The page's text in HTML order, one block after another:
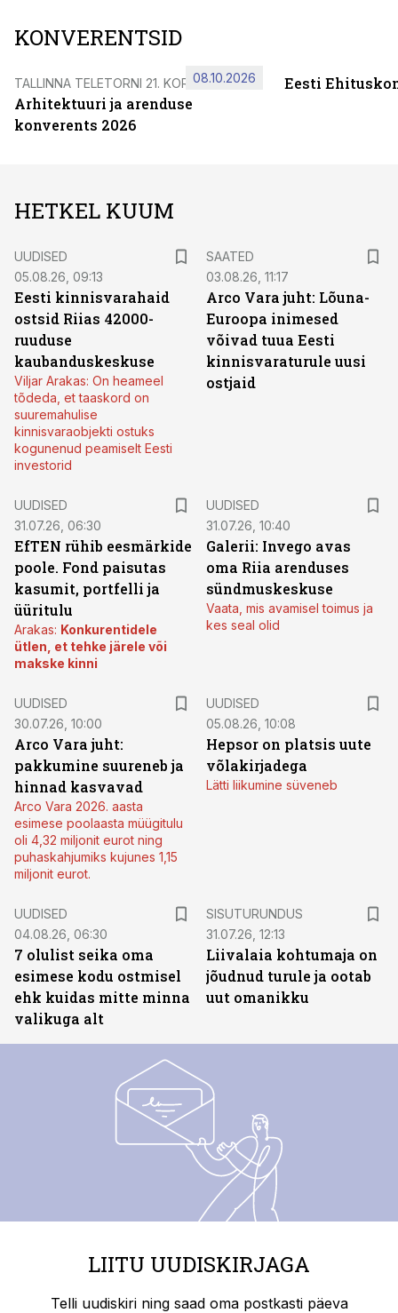
KONVERENTSID
TALLINNA TELETORNI 21. KORRUSEL
Arhitektuuri ja arenduse
konverents 2026
08.10.2026 Eesti
HETKEL KUUM
UUDISED
05.08.26, 09:13
Eesti kinnisvarahaid
ostsid Riias 42000-
ruuduse
kaubanduskeskuse
Viljar Arakas: On heameel
tõdeda, et taaskord on
suuremahulise
kinnisvaraobjekti ostuks
kogunenud peamiselt Eesti
investorid
SAATED
03.08.26, 11:17
Arco Vara juht: Lõuna-
Euroopa inimesed
võivad tuua Eesti
kinnisvaraturule uusi
ostjaid
UUDISED
31.07.26, 06:30
EfTEN rühib eesmärkide
poole. Fond paisutas
kasumit, portfelli ja
üüritulu
Arakas: Konkurentidele
ütlen, et tehke järele või
makske kinni
UUDISED
31.07.26, 10:40
Galerii: Invego avas
oma Riia arenduses
sündmuskeskuse
Vaata, mis avamisel toimus ja
kes seal olid
UUDISED
30.07.26, 10:00
Arco Vara juht:
pakkumine suureneb ja
hinnad kasvavad
Arco Vara 2026. aasta
esimese poolaasta müügitulu
oli 4,32 miljonit eurot ning
puhaskahjumiks kujunes 1,15
miljonit eurot.
UUDISED
05.08.26, 10:08
Hepsor on platsis uute
võlakirjadega
Lätti liikumine süveneb
UUDISED
04.08.26, 06:30
7 olulist seika oma
esimese kodu ostmisel
ehk kuidas mitte minna
valikuga alt
SISUTURUNDUS
31.07.26, 12:13
Liivalaia kohtumaja on
jõudnud turule ja ootab
uut omanikku
LIITU UUDISKIRJAGA
Telli uudiskiri ning saad oma postkasti päeva